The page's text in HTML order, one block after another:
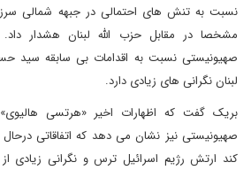
نسبت به تنش های احتمالی در جبهه شمالی
مشخصا در مقابل حزب الله لبنان هشدار
صهیونیستی نسبت به اقدامات بی سابقه سید
لبنان نگرانی های زیادی دارد.
بریک گفت که اظهارات اخیر «هرتسی
صهیونیستی نیز نشان می دهد که اتفاقاتی
کند ارتش رژیم اسرائیل ترس ‌و نگرانی زیادی